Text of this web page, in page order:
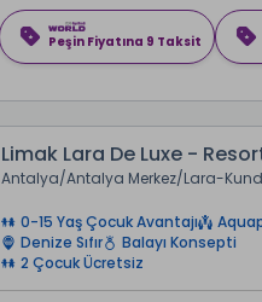
Peşin Fiyatına 9 Taksit
Limak Lara De Luxe -
Antalya Antalya Merkez Lara-
0-15 Yaş Çocuk Avantajı
Denize Sıfır
Balayı Konsepti
2 Çocuk Ücretsiz